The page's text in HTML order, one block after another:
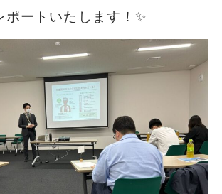
ポートいたします！✨